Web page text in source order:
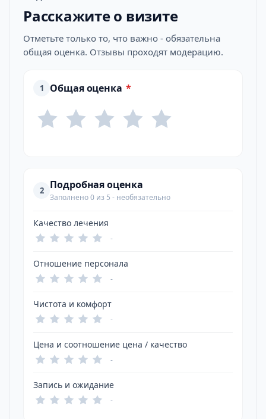
Расскажите о визите
Отметьте только то, что важно - обязательна
общая оценка. Отзывы проходят модерацию.
1 Общая оценка *
2 Подробная оценка
Заполнено 0 из 5 - необязательно
Качество лечения
-
Отношение персонала
-
Чистота и комфорт
-
Цена и соотношение цена / качество
-
Запись и ожидание
-